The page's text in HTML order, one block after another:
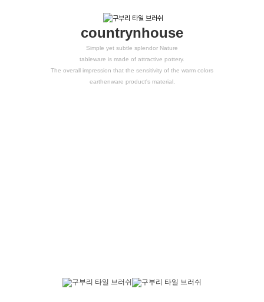
countrynhouse
Simple yet subtle splendor Nature
tableware is made of attractive pottery.
The overall impression that the sensitivity of the warm colors
earthenware product's material,